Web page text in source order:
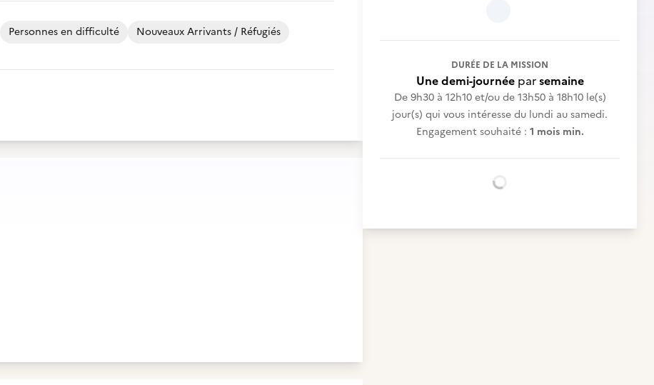
Personnes en difficulté Nouveaux Arrivants / Réfugiés
DURÉE DE LA MISSION
Une demi-journéeparsemaine
De 9h30 à 12h10 et/ou de 13h50 à 18h10 le(s)
jour(s) qui vous intéresse du lundi au samedi.
Engagement souhaité : 1 mois min.
Chargement...